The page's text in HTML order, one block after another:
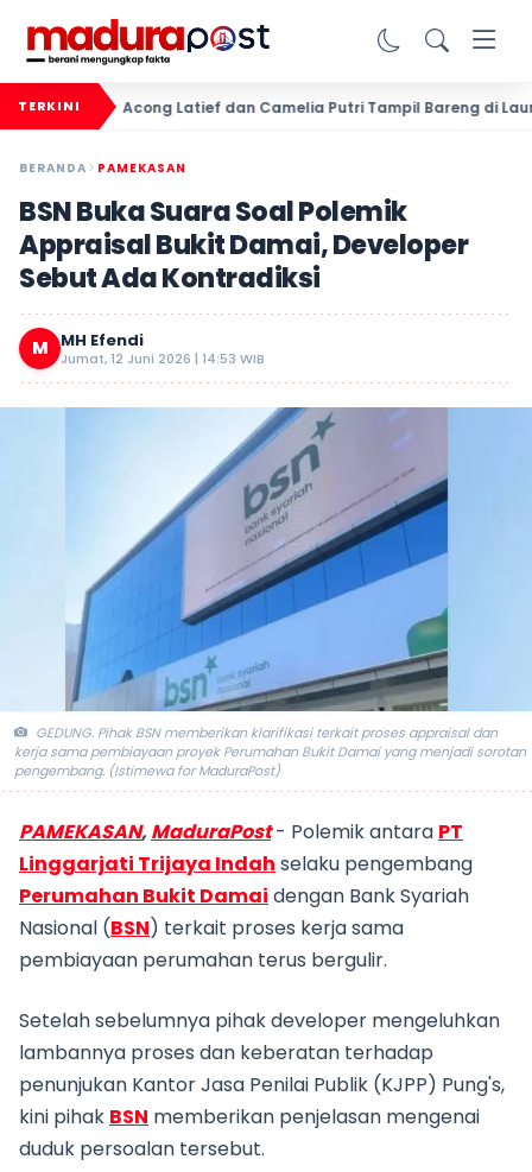
TERKINIAcong Latief dan Camelia Putri Tampil Bareng di Launching
BERANDA PAMEKASAN
BSN Buka Suara Soal Polemik
Appraisal Bukit Damai, Developer
Sebut Ada Kontradiksi
M MH Efendi
Jumat, 12 Juni 2026 | 14:53 WIB
GEDUNG. Pihak BSN memberikan klarifikasi terkait proses appraisal dan
kerja sama pembiayaan proyek Perumahan Bukit Damai yang menjadi sorotan
pengembang. (Istimewa for MaduraPost)
PAMEKASAN,MaduraPost- Polemik antara PT
Linggarjati Trijaya Indah selaku pengembang
Perumahan Bukit Damai dengan Bank Syariah
Nasional (BSN) terkait proses kerja sama
pembiayaan perumahan terus bergulir.
Setelah sebelumnya pihak developer mengeluhkan
lambannya proses dan keberatan terhadap
penunjukan Kantor Jasa Penilai Publik (KJPP) Pung's,
kini pihak BSN memberikan penjelasan mengenai
duduk persoalan tersebut.